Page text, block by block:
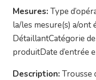
Mesures: Type
la/les mesure(s) a/ont
DétaillantCatégorie
produitDate d’entrée
Description: Trousse